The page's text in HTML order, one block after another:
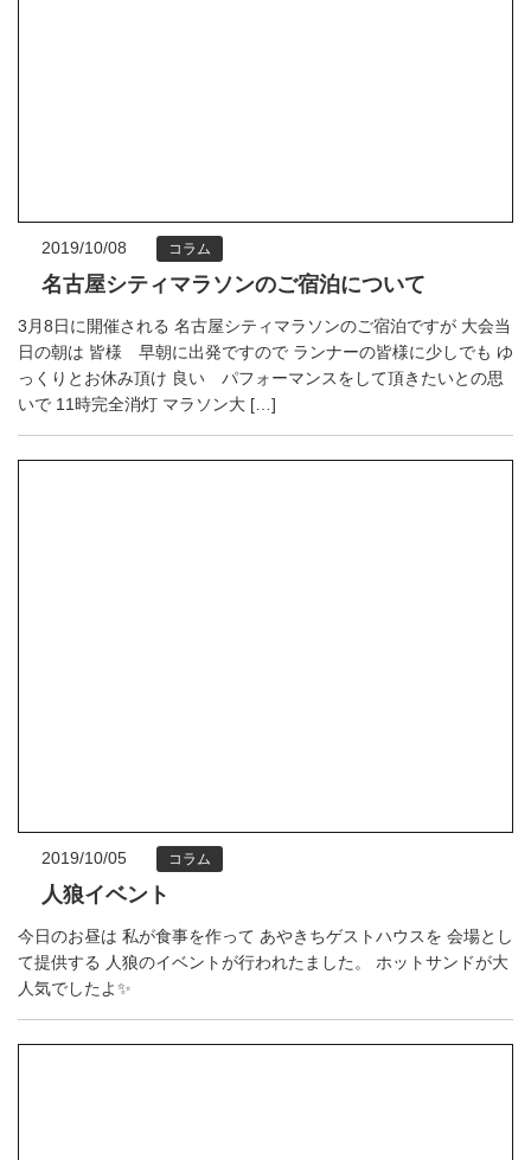
2019/10/08 コラム
名古屋シティマラソンのご宿泊について
3月8日に開催される 名古屋シティマラソンのご宿泊ですが 大会当
日の朝は 皆様 早朝に出発ですので ランナーの皆様に少しでも ゆ
っくりとお休み頂け 良い パフォーマンスをして頂きたいとの思
いで 11時完全消灯 マラソン大 […]
2019/10/05 コラム
人狼イベント
今日のお昼は 私が食事を作って あやきちゲストハウスを 会場とし
て提供する 人狼のイベントが行われたました。 ホットサンドが大
人気でしたよ✨